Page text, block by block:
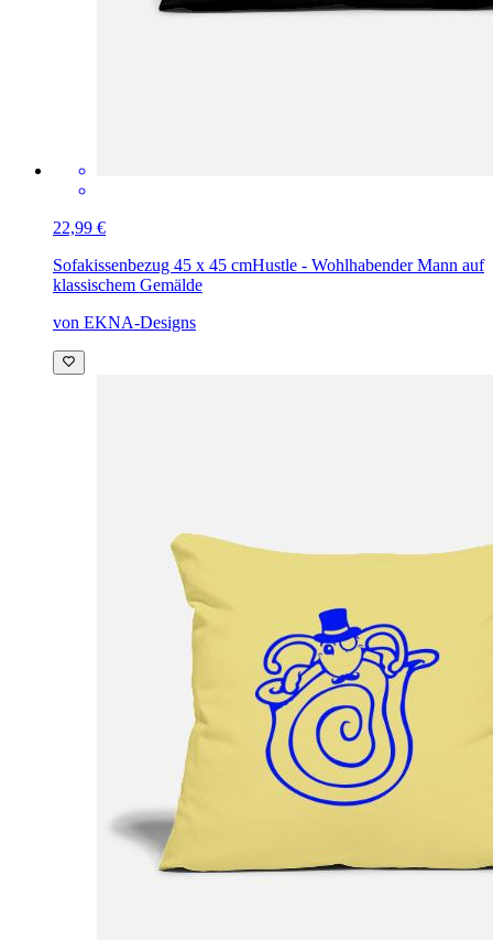
22,99 €
Sofakissenbezug 45 x 45 cmHustle - Wohlhabender Mann auf
klassischem Gemälde
von EKNA-Designs